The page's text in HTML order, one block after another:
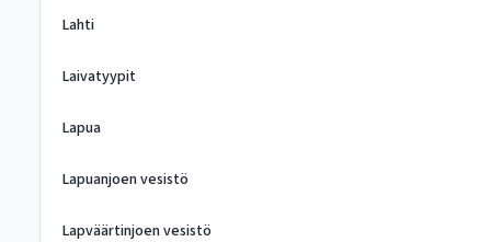
Lahti
Laivatyypit
Lapua
Lapuanjoen vesistö
Lapväärtinjoen vesistö